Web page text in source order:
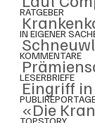
RATGEBER
IN EIGENER
KOMMENTARE
LESERBRIEFE
Eingriff
«Die